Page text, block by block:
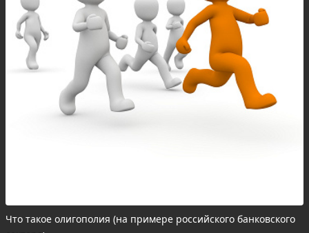
Что такое олигополия (на примере российского банковского